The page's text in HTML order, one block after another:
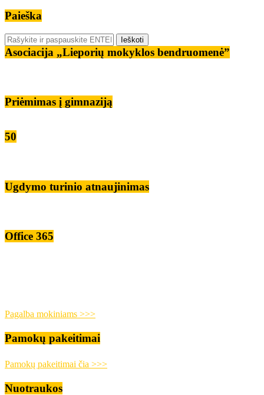
Paieška
Asociacija „Lieporių mokyklos bendruomenė”
Priėmimas į gimnaziją
50
Ugdymo turinio atnaujinimas
Office 365
Pagalba mokiniams >>>
Pamokų pakeitimai
Pamokų pakeitimai čia >>>
Nuotraukos